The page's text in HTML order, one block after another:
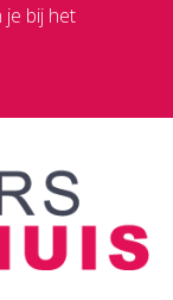
je bij het